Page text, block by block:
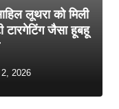
लूथरा को मिली
टारगेटिंग जैसा हूबहू
2, 2026